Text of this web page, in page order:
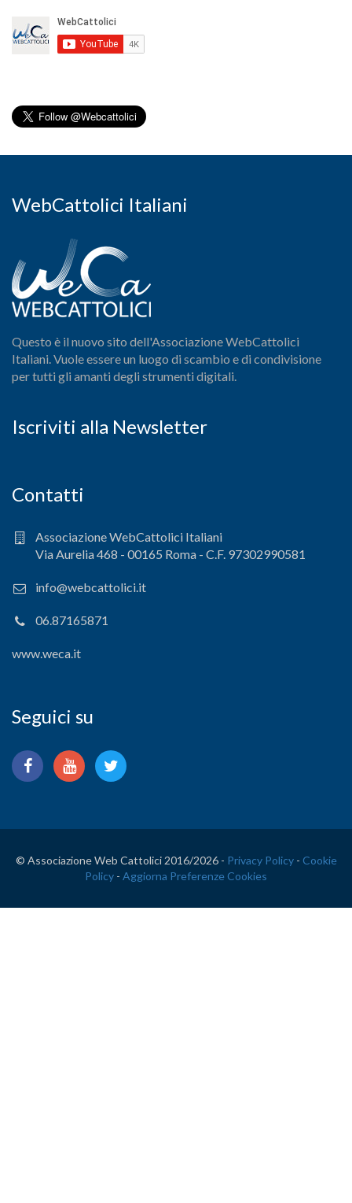
WebCattolici Italiani
Questo è il nuovo sito dell'Associazione WebCattolici
Italiani. Vuole essere un luogo di scambio e di condivisione
per tutti gli amanti degli strumenti digitali.
Iscriviti alla Newsletter
Contatti
Associazione WebCattolici Italiani
Via Aurelia 468 - 00165 Roma - C.F. 97302990581
info@webcattolici.it
06.87165871
www.weca.it
Seguici su
© Associazione Web Cattolici 2016/2026 - Privacy Policy- Cookie
Policy - Aggiorna Preferenze Cookies